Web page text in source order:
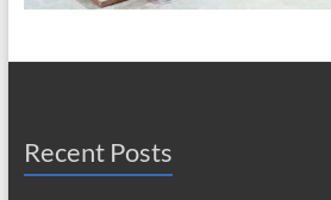
Recent Posts